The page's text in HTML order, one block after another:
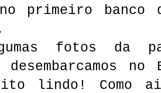
no primeiro
fotos da
lindo! Como